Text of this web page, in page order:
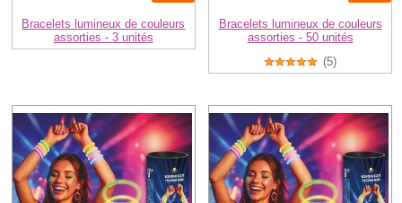
Bracelets lumineux de couleurs
assorties - 3 unités
Bracelets lumineux de couleurs
assorties - 50 unités
(5)